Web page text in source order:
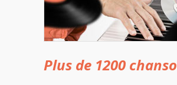
Plus de 1200